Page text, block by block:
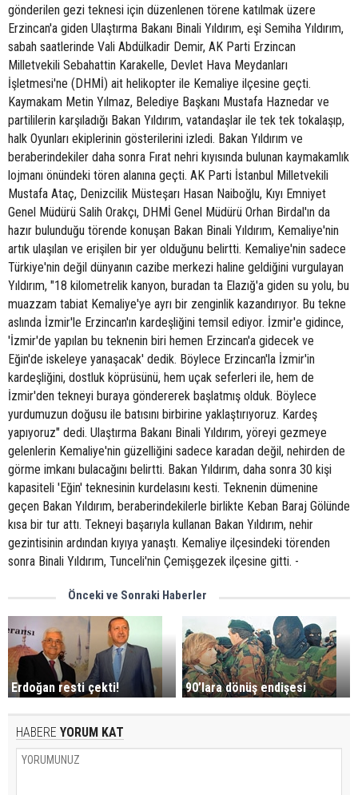
gönderilen gezi teknesi için düzenlenen törene katılmak üzere
Erzincan'a giden Ulaştırma Bakanı Binali Yıldırım, eşi Semiha Yıldırım,
sabah saatlerinde Vali Abdülkadir Demir, AK Parti Erzincan
Milletvekili Sebahattin Karakelle, Devlet Hava Meydanları
İşletmesi'ne (DHMİ) ait helikopter ile Kemaliye ilçesine geçti.
Kaymakam Metin Yılmaz, Belediye Başkanı Mustafa Haznedar ve
partililerin karşıladığı Bakan Yıldırım, vatandaşlar ile tek tek tokalaşıp,
halk Oyunları ekiplerinin gösterilerini izledi. Bakan Yıldırım ve
beraberindekiler daha sonra Fırat nehri kıyısında bulunan kaymakamlık
lojmanı önündeki tören alanına geçti. AK Parti İstanbul Milletvekili
Mustafa Ataç, Denizcilik Müsteşarı Hasan Naiboğlu, Kıyı Emniyet
Genel Müdürü Salih Orakçı, DHMİ Genel Müdürü Orhan Birdal'ın da
hazır bulunduğu törende konuşan Bakan Binali Yıldırım, Kemaliye'nin
artık ulaşılan ve erişilen bir yer olduğunu belirtti. Kemaliye'nin sadece
Türkiye'nin değil dünyanın cazibe merkezi haline geldiğini vurgulayan
Yıldırım, "18 kilometrelik kanyon, buradan ta Elazığ'a giden su yolu, bu
muazzam tabiat Kemaliye'ye ayrı bir zenginlik kazandırıyor. Bu tekne
aslında İzmir'le Erzincan'ın kardeşliğini temsil ediyor. İzmir'e gidince,
'İzmir'de yapılan bu teknenin biri hemen Erzincan'a gidecek ve
Eğin'de iskeleye yanaşacak' dedik. Böylece Erzincan'la İzmir'in
kardeşliğini, dostluk köprüsünü, hem uçak seferleri ile, hem de
İzmir'den tekneyi buraya göndererek başlatmış olduk. Böylece
yurdumuzun doğusu ile batısını birbirine yaklaştırıyoruz. Kardeş
yapıyoruz" dedi. Ulaştırma Bakanı Binali Yıldırım, yöreyi gezmeye
gelenlerin Kemaliye'nin güzelliğini sadece karadan değil, nehirden de
görme imkanı bulacağını belirtti. Bakan Yıldırım, daha sonra 30 kişi
kapasiteli 'Eğin' teknesinin kurdelasını kesti. Teknenin dümenine
geçen Bakan Yıldırım, beraberindekilerle birlikte Keban Baraj Gölünde
kısa bir tur attı. Tekneyi başarıyla kullanan Bakan Yıldırım, nehir
gezintisinin ardından kıyıya yanaştı. Kemaliye ilçesindeki törenden
sonra Binali Yıldırım, Tunceli'nin Çemişgezek ilçesine gitti. -
Önceki ve Sonraki Haberler
Erdoğan resti çekti! 90’lara dönüş endişesi
HABERE YORUM KAT